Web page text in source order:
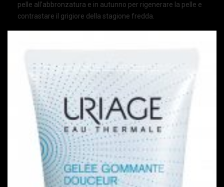
pelle all’abbronzatura e in autunno per rigenerare la pelle e
contrastare il grigiore della stagione fredda.